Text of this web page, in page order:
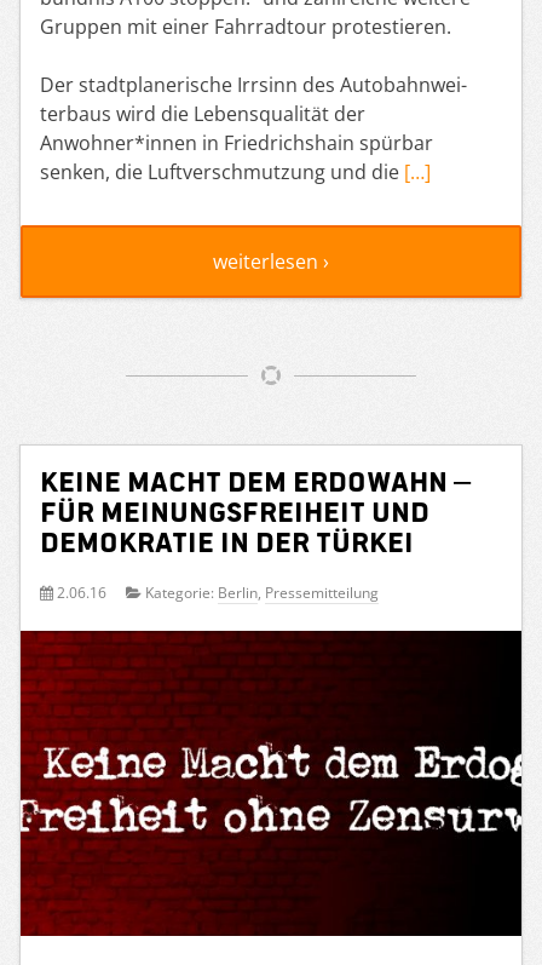
Gruppen mit einer Fahrradtour protes­tieren.
Der stadt­pla­ne­rische Irrsinn des Autobahn­wei­
terbaus wird die Lebens­qua­lität der
Anwohner*innen in Fried­richshain spürbar
senken, die Luftver­schmutzung und die […]
weiterlesen ›
Keine Macht dem Erdowahn –
Für Meinungsfreiheit und
Demokratie in der Türkei
2.06.16 Kategorie: Berlin, Pressemitteilung